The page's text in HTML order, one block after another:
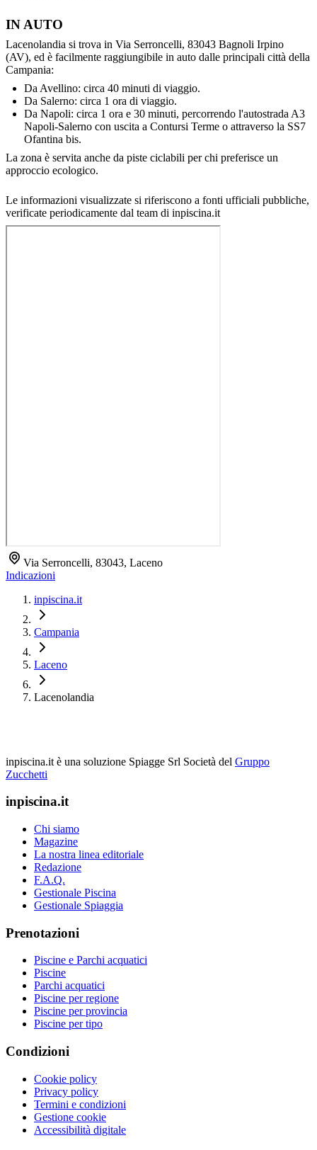
IN AUTO
Lacenolandia si trova in Via Serroncelli, 83043 Bagnoli Irpino
(AV), ed è facilmente raggiungibile in auto dalle principali città della
Campania:
Da Avellino: circa 40 minuti di viaggio.
Da Salerno: circa 1 ora di viaggio.
Da Napoli: circa 1 ora e 30 minuti, percorrendo l'autostrada A3
Napoli-Salerno con uscita a Contursi Terme o attraverso la SS7
Ofantina bis.
La zona è servita anche da piste ciclabili per chi preferisce un
approccio ecologico.
Le informazioni visualizzate si riferiscono a fonti ufficiali pubbliche,
verificate periodicamente dal team di inpiscina.it
Via Serroncelli, 83043, Laceno
Indicazioni
inpiscina.it
Campania
Laceno
Lacenolandia
inpiscina.it è una soluzione Spiagge Srl Società del Gruppo
Zucchetti
inpiscina.it
Chi siamo
Magazine
La nostra linea editoriale
Redazione
F.A.Q.
Gestionale Piscina
Gestionale Spiaggia
Prenotazioni
Piscine e Parchi acquatici
Piscine
Parchi acquatici
Piscine per regione
Piscine per provincia
Piscine per tipo
Condizioni
Cookie policy
Privacy policy
Termini e condizioni
Gestione cookie
Accessibilità digitale